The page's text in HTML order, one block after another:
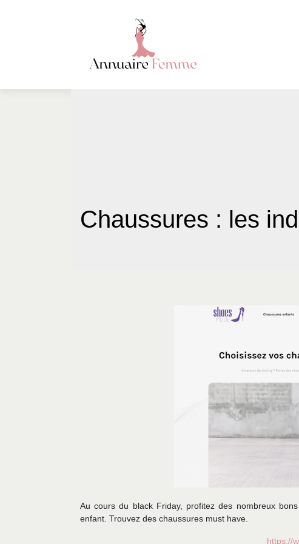
Chaussures : les
Au cours du black Friday, profitez des nombreux
enfant. Trouvez des chaussures must have.
https://